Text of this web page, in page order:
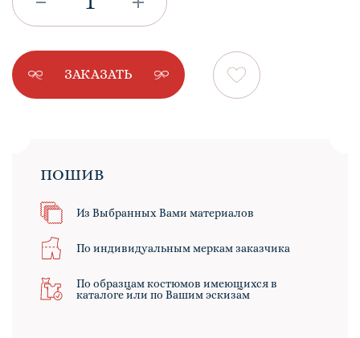
ЗАКАЗАТЬ
ПОШИВ
Из Выбранных Вами материалов
По индивидуальным меркам заказчика
По образцам костюмов имеющихся в
каталоге или по Вашим эскизам